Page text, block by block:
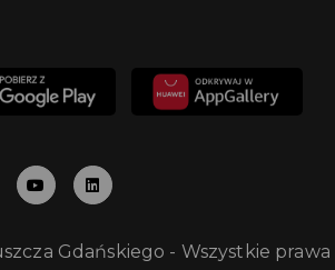
Gdańskiego - Wszystkie